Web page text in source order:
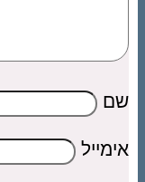
שם
אימייל